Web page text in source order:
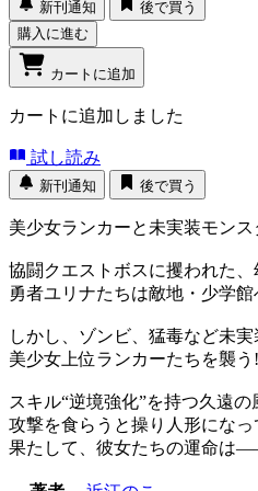
新刊通知
後で買う
購入に進む
カートに追加
カートに追加しました
試し読み
新刊通知 後で買う
美少女ランカーと未実装モンス
協闘クエストボスに攫われた、
勇者ユリナたちは敵地・少学
しかし、ゾンビ、猛毒など未
美少女上位ランカーたちを襲う
スキル“逆境強化”を持つ久遠の
攻撃を食らうと操り人形にな
果たして、彼女たちの運命は